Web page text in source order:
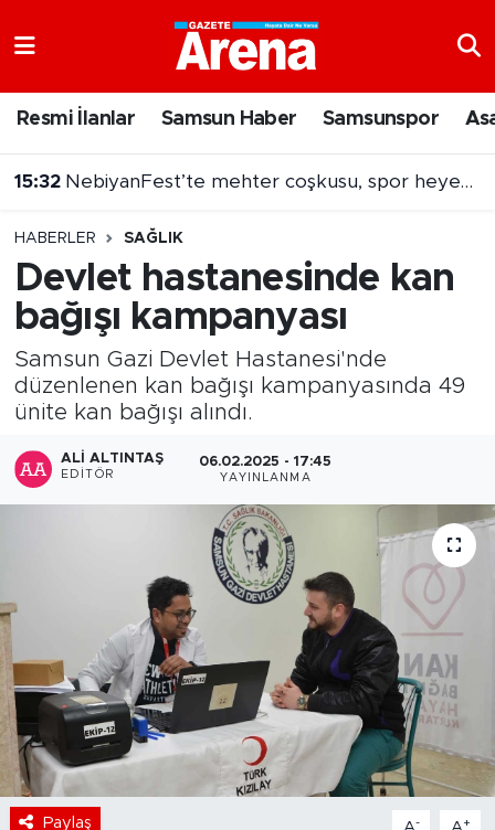
Resmi İlanlar Samsun Haber Samsunspor
15:32 NebiyanFest’te mehter coşkusu, spor heyecanı
HABERLER SAĞLIK
Devlet hastanesinde kan
bağışı kampanyası
Samsun Gazi Devlet Hastanesi'nde
düzenlenen kan bağışı kampanyasında 49
ünite kan bağışı alındı.
ALI ALTINTAŞ
EDITÖR
06.02.2025 - 17:45
YAYINLANMA
Paylaş - +
Samsun Namaz Vakitleri
Süper Lig Puan Durumu ve Fikstür
Tüm Manşetler
Son Dakika Haberleri
Haber Arşivi